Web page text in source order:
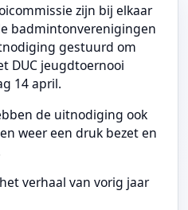
zijn bij elkaar
badmintonverenigingen
gestuurd om
DUC jeugdtoernooi
14 april.
de uitnodiging ook
weer een druk bezet en
verhaal van vorig jaar